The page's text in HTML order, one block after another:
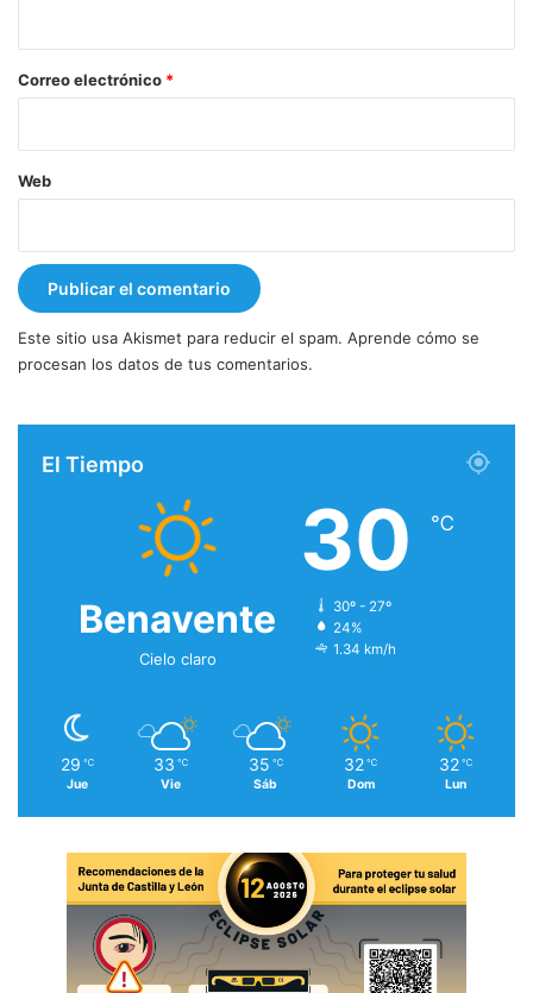
*
Correo electrónico *
Web
Este sitio usa Akismet para reducir el spam. Aprende cómo se
procesan los datos de tus comentarios.
El Tiempo
Benavente
Cielo claro
30 ℃
30º - 27º
24%
1.34 km/h
29 ℃
Jue
33 ℃
Vie
35 ℃
Sáb
32 ℃
Dom
32 ℃
Lun